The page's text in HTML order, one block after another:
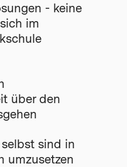
- keine
im
über den
sind in
umzusetzen